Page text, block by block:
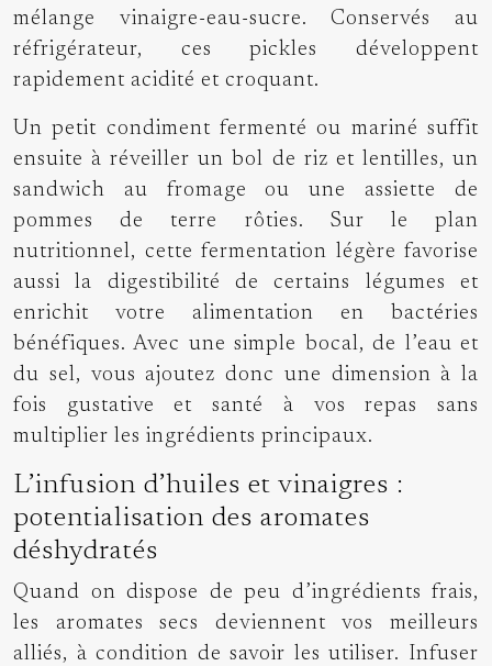
mélange vinaigre-eau-sucre. Conservés au
réfrigérateur, ces pickles développent
rapidement acidité et croquant.
Un petit condiment fermenté ou mariné suffit
ensuite à réveiller un bol de riz et lentilles, un
sandwich au fromage ou une assiette de
pommes de terre rôties. Sur le plan
nutritionnel, cette fermentation légère favorise
aussi la digestibilité de certains légumes et
enrichit votre alimentation en bactéries
bénéfiques. Avec une simple bocal, de l’eau et
du sel, vous ajoutez donc une dimension à la
fois gustative et santé à vos repas sans
multiplier les ingrédients principaux.
L’infusion d’huiles et vinaigres :
potentialisation des aromates
déshydratés
Quand on dispose de peu d’ingrédients frais,
les aromates secs deviennent vos meilleurs
alliés, à condition de savoir les utiliser. Infuser